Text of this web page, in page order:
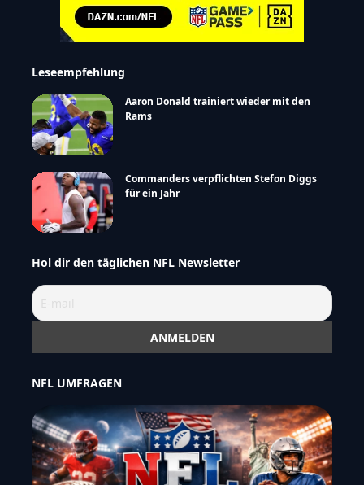
Leseempfehlung
Aaron Donald trainiert wieder mit den
Rams
Commanders verpflichten Stefon Diggs
für ein Jahr
Hol dir den täglichen NFL Newsletter
NFL UMFRAGEN